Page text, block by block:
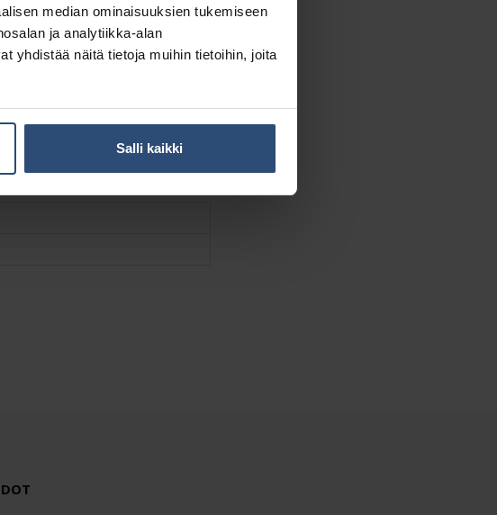
median ominaisuuksien tukemiseen
ja analytiikka-alan
yhdistää näitä tietoja muihin tietoihin, joita
Salli kaikki